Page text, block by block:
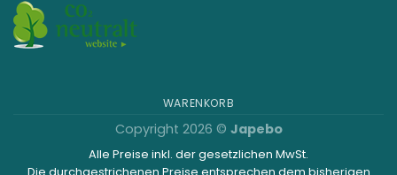
WARENKORB
Copyright 2026 © Japebo
Alle Preise inkl. der gesetzlichen MwSt.
Die durchgestrichenen Preise entsprechen dem bisherigen